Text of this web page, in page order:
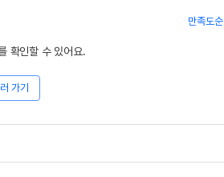
만족도순
확인할 수 있어요.
가기